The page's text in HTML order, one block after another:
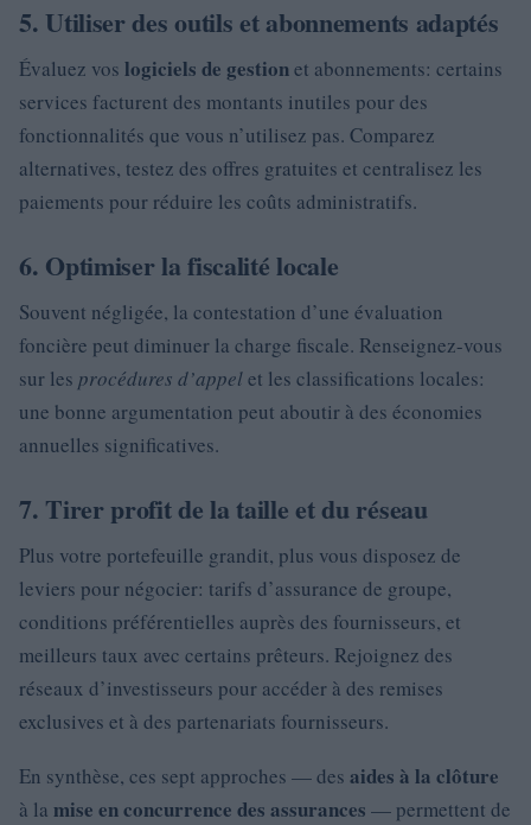
5. Utiliser des outils et abonnements adaptés
Évaluez vos logiciels de gestionet abonnements: certains
services facturent des montants inutiles pour des
fonctionnalités que vous n’utilisez pas. Comparez
alternatives, testez des offres gratuites et centralisez les
paiements pour réduire les coûts administratifs.
6. Optimiser la fiscalité locale
Souvent négligée, la contestation d’une évaluation
foncière peut diminuer la charge fiscale. Renseignez-vous
sur les procédures d’appelet les classifications locales:
une bonne argumentation peut aboutir à des économies
annuelles significatives.
7. Tirer profit de la taille et du réseau
Plus votre portefeuille grandit, plus vous disposez de
leviers pour négocier: tarifs d’assurance de groupe,
conditions préférentielles auprès des fournisseurs, et
meilleurs taux avec certains prêteurs. Rejoignez des
réseaux d’investisseurs pour accéder à des remises
exclusives et à des partenariats fournisseurs.
En synthèse, ces sept approches — des aides à la clôture
à la mise en concurrence des assurances — permettent de